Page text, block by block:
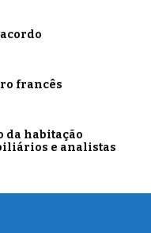
francês
da habitação
e analistas